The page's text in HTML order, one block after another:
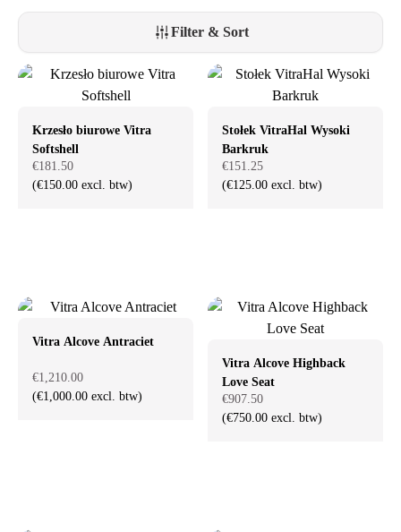
Ontdek ons assortiment en ervaar zelf waarom Vitra bureaustoelen
perfect passen in iedere moderne werkruimte.
Filter & Sort
Krzesło biurowe Vitra
Softshell
€181.50
(€150.00 excl. btw)
Stołek VitraHal Wysoki
Barkruk
€151.25
(€125.00 excl. btw)
Vitra Alcove Antraciet
€1,210.00
(€1,000.00 excl. btw)
Vitra Alcove Highback
Love Seat
€907.50
(€750.00 excl. btw)